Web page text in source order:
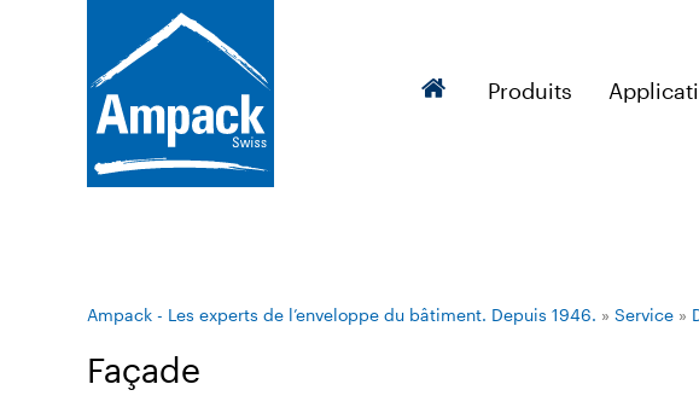
Produits
Ampack - Les experts de l’enveloppe du bâtiment. Depuis 1946. » Service »
Façade